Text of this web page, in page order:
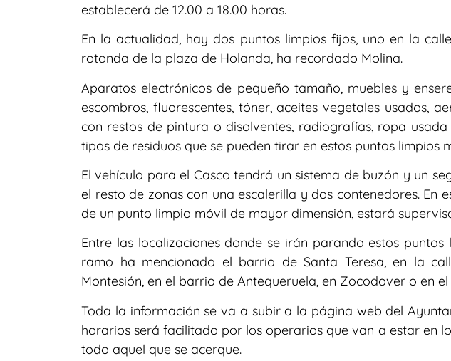
establecerá de 12.00 a 18.00 horas.
En la actualidad, hay dos puntos limpios fijos, uno en la
rotonda de la plaza de Holanda, ha recordado Molina.
Aparatos electrónicos de pequeño tamaño, muebles y
escombros, fluorescentes, tóner, aceites vegetales usados,
con restos de pintura o disolventes, radiografías, ropa
tipos de residuos que se pueden tirar en estos puntos limpios
El vehículo para el Casco tendrá un sistema de buzón y un
el resto de zonas con una escalerilla y dos contenedores. En
de un punto limpio móvil de mayor dimensión, estará
Entre las localizaciones donde se irán parando estos puntos
ramo ha mencionado el barrio de Santa Teresa, en la
Montesión, en el barrio de Antequeruela, en Zocodover o en
Toda la información se va a subir a la página web del
horarios será facilitado por los operarios que van a estar en
todo aquel que se acerque.